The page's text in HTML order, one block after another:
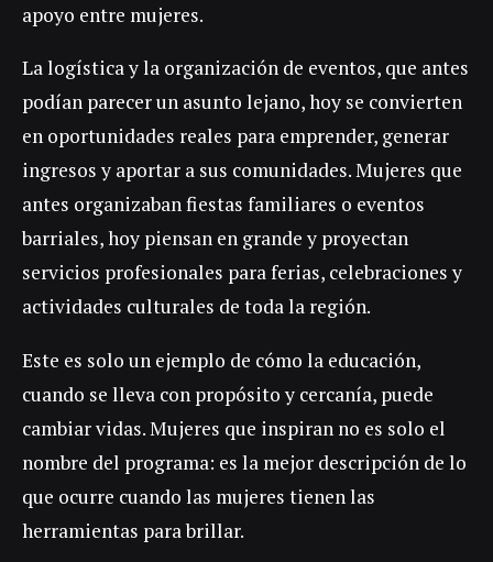
apoyo entre mujeres.
La logística y la organización de eventos, que antes
podían parecer un asunto lejano, hoy se convierten
en oportunidades reales para emprender, generar
ingresos y aportar a sus comunidades. Mujeres que
antes organizaban fiestas familiares o eventos
barriales, hoy piensan en grande y proyectan
servicios profesionales para ferias, celebraciones y
actividades culturales de toda la región.
Este es solo un ejemplo de cómo la educación,
cuando se lleva con propósito y cercanía, puede
cambiar vidas. Mujeres que inspiran no es solo el
nombre del programa: es la mejor descripción de lo
que ocurre cuando las mujeres tienen las
herramientas para brillar.